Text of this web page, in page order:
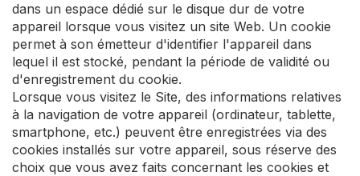
dans un espace dédié sur le disque dur de votre
appareil lorsque vous visitez un site Web. Un cookie
permet à son émetteur d'identifier l'appareil dans
lequel il est stocké, pendant la période de validité ou
d'enregistrement du cookie.
Lorsque vous visitez le Site, des informations relatives
à la navigation de votre appareil (ordinateur, tablette,
smartphone, etc.) peuvent être enregistrées via des
cookies installés sur votre appareil, sous réserve des
choix que vous avez faits concernant les cookies et